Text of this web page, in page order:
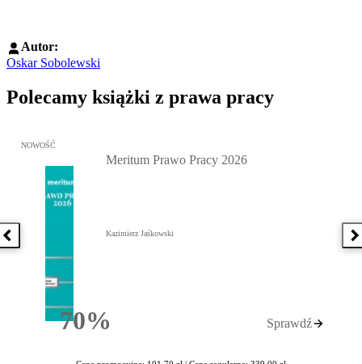
Autor:
Oskar Sobolewski
Polecamy książki z prawa pracy
Poprzednia książka
Przejdź do: Meritum Prawo Pracy 2026, Kazimierz Jaśkowski -
NOWOŚĆ
70%Rabatu
Meritum Prawo Pracy 2026
Kazimierz Jaśkowski
Sprawdź